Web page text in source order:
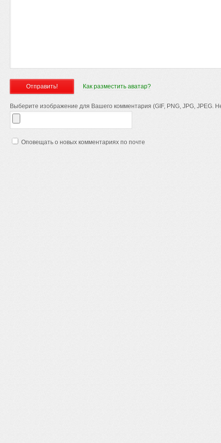
Как разместить аватар?
Выберите изображение для Вашего комментария (GIF, PNG, JPG, JPEG.
Оповещать о новых комментариях по почте